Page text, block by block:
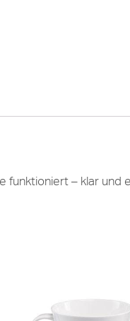
funktioniert – klar und